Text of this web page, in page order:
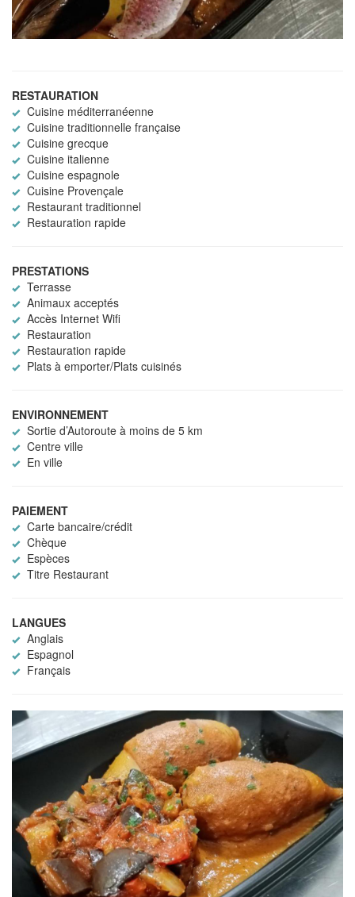
RESTAURATION
Cuisine méditerranéenne
Cuisine traditionnelle française
Cuisine grecque
Cuisine italienne
Cuisine espagnole
Cuisine Provençale
Restaurant traditionnel
Restauration rapide
PRESTATIONS
Terrasse
Animaux acceptés
Accès Internet Wifi
Restauration
Restauration rapide
Plats à emporter/Plats cuisinés
ENVIRONNEMENT
Sortie d’Autoroute à moins de 5 km
Centre ville
En ville
PAIEMENT
Carte bancaire/crédit
Chèque
Espèces
Titre Restaurant
LANGUES
Anglais
Espagnol
Français